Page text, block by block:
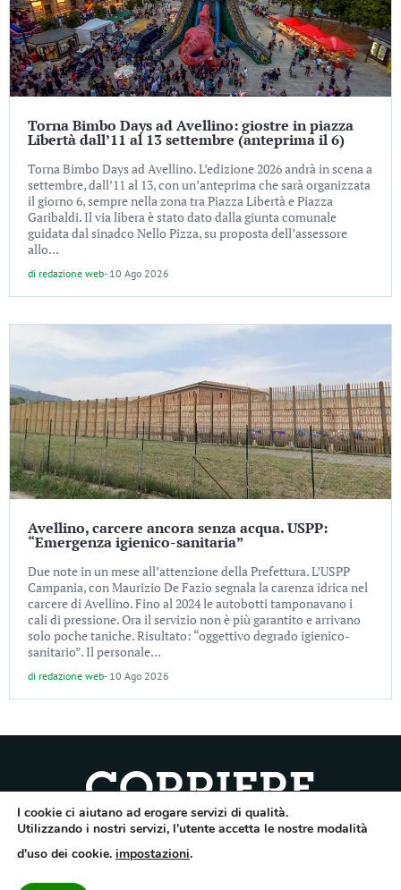
Torna Bimbo Days ad Avellino: giostre in piazza
Libertà dall’11 al 13 settembre (anteprima il 6)
Torna Bimbo Days ad Avellino. L’edizione 2026 andrà in scena a
settembre, dall’11 al 13, con un’anteprima che sarà organizzata
il giorno 6, sempre nella zona tra Piazza Libertà e Piazza
Garibaldi. Il via libera è stato dato dalla giunta comunale
guidata dal sinadco Nello Pizza, su proposta dell’assessore
allo...
di redazione web- 10 Ago 2026
Avellino, carcere ancora senza acqua. USPP:
“Emergenza igienico-sanitaria”
Due note in un mese all’attenzione della Prefettura. L’USPP
Campania, con Maurizio De Fazio segnala la carenza idrica nel
carcere di Avellino. Fino al 2024 le autobotti tamponavano i
cali di pressione. Ora il servizio non è più garantito e arrivano
solo poche taniche. Risultato: “oggettivo degrado igienico-
sanitario”. Il personale...
di redazione web- 10 Ago 2026
Quotidiano dell’Irpinia, a diffusione regionale. Reg. Trib. di Avellino n.7/12 del
Direttore responsabile Gianni Festa – Corriere srl – Via Annarumma 39/A 83100
I cookie ci aiutano ad erogare servizi di qualità.
Utilizzando i nostri servizi, l'utente accetta le nostre modalità
d'uso dei cookie. impostazioni.